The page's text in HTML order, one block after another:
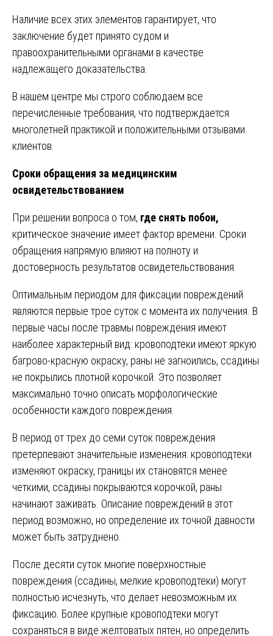
Наличие всех этих элементов гарантирует, что
заключение будет принято судом и
правоохранительными органами в качестве
надлежащего доказательства.
В нашем центре мы строго соблюдаем все
перечисленные требования, что подтверждается
многолетней практикой и положительными отзывами
клиентов.
Сроки обращения за медицинским
освидетельствованием
При решении вопроса о том, где снять побои,
критическое значение имеет фактор времени. Сроки
обращения напрямую влияют на полноту и
достоверность результатов освидетельствования.
Оптимальным периодом для фиксации повреждений
являются первые трое суток с момента их получения. В
первые часы после травмы повреждения имеют
наиболее характерный вид: кровоподтеки имеют яркую
багрово-красную окраску, раны не загноились, ссадины
не покрылись плотной корочкой. Это позволяет
максимально точно описать морфологические
особенности каждого повреждения.
В период от трех до семи суток повреждения
претерпевают значительные изменения: кровоподтеки
изменяют окраску, границы их становятся менее
четкими, ссадины покрываются корочкой, раны
начинают заживать. Описание повреждений в этот
период возможно, но определение их точной давности
может быть затруднено.
После десяти суток многие поверхностные
повреждения (ссадины, мелкие кровоподтеки) могут
полностью исчезнуть, что делает невозможным их
фиксацию. Более крупные кровоподтеки могут
сохраняться в виде желтоватых пятен, но определить